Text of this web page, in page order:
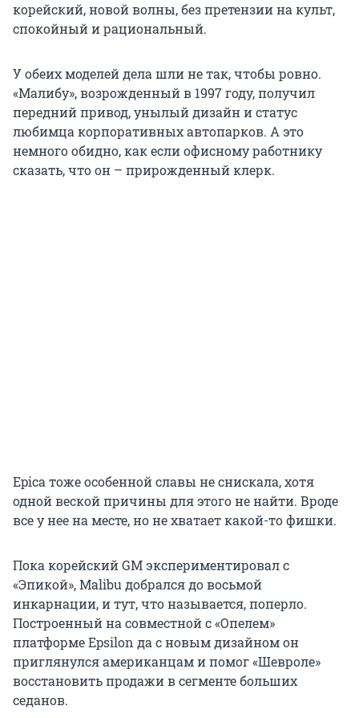
корейский, новой волны, без претензии на культ,
спокойный и рациональный.
У обеих моделей дела шли не так, чтобы ровно.
«Малибу», возрожденный в 1997 году, получил
передний привод, унылый дизайн и статус
любимца корпоративных автопарков. А это
немного обидно, как если офисному работнику
сказать, что он – прирожденный клерк.
Epica тоже особенной славы не снискала, хотя
одной веской причины для этого не найти. Вроде
все у нее на месте, но не хватает какой-то фишки.
Пока корейский GM экспериментировал с
«Эпикой», Malibu добрался до восьмой
инкарнации, и тут, что называется, поперло.
Построенный на совместной с «Опелем»
платформе Epsilon да с новым дизайном он
приглянулся американцам и помог «Шевроле»
восстановить продажи в сегменте больших
седанов.